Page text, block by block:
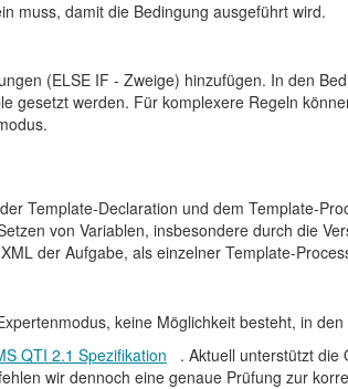
muss, damit die Bedingung ausgeführt wird.
(ELSE IF - Zweige) hinzufügen. In den
gesetzt werden. Für komplexere Regeln
Template-Declaration und dem Template-
von Variablen, insbesondere durch die
der Aufgabe, als einzelner Template-
keine Möglichkeit besteht, in
QTI 2.1 Spezifikation
. Aktuell unterstützt die
wir dennoch eine genaue Prüfung zur